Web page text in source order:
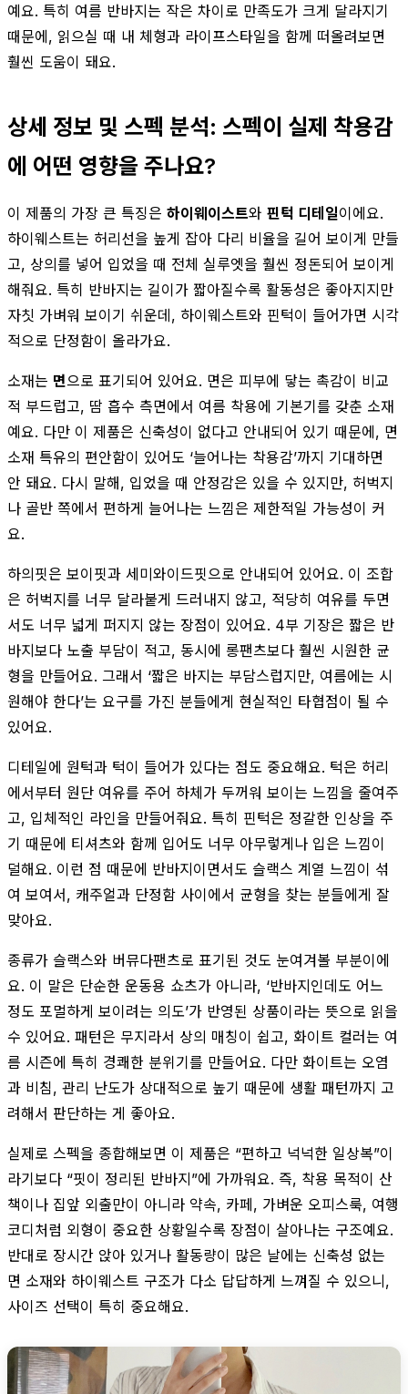
예요. 특히 여름 반바지는 작은 차이로 만족도가 크게 달라지기
때문에, 읽으실 때 내 체형과 라이프스타일을 함께 떠올려보면
훨씬 도움이 돼요.
상세 정보 및 스펙 분석: 스펙이 실제 착용감
에 어떤 영향을 주나요?
이 제품의 가장 큰 특징은 하이웨이스트와 핀턱 디테일이에요.
하이웨스트는 허리선을 높게 잡아 다리 비율을 길어 보이게 만들
고, 상의를 넣어 입었을 때 전체 실루엣을 훨씬 정돈되어 보이게
해줘요. 특히 반바지는 길이가 짧아질수록 활동성은 좋아지지만
자칫 가벼워 보이기 쉬운데, 하이웨스트와 핀턱이 들어가면 시각
적으로 단정함이 올라가요.
소재는 면으로 표기되어 있어요. 면은 피부에 닿는 촉감이 비교
적 부드럽고, 땀 흡수 측면에서 여름 착용에 기본기를 갖춘 소재
예요. 다만 이 제품은 신축성이 없다고 안내되어 있기 때문에, 면
소재 특유의 편안함이 있어도 ‘늘어나는 착용감’까지 기대하면
안 돼요. 다시 말해, 입었을 때 안정감은 있을 수 있지만, 허벅지
나 골반 쪽에서 편하게 늘어나는 느낌은 제한적일 가능성이 커
요.
하의핏은 보이핏과 세미와이드핏으로 안내되어 있어요. 이 조합
은 허벅지를 너무 달라붙게 드러내지 않고, 적당히 여유를 두면
서도 너무 넓게 퍼지지 않는 장점이 있어요. 4부 기장은 짧은 반
바지보다 노출 부담이 적고, 동시에 롱팬츠보다 훨씬 시원한 균
형을 만들어요. 그래서 ‘짧은 바지는 부담스럽지만, 여름에는 시
원해야 한다’는 요구를 가진 분들에게 현실적인 타협점이 될 수
있어요.
디테일에 원턱과 턱이 들어가 있다는 점도 중요해요. 턱은 허리
에서부터 원단 여유를 주어 하체가 두꺼워 보이는 느낌을 줄여주
고, 입체적인 라인을 만들어줘요. 특히 핀턱은 정갈한 인상을 주
기 때문에 티셔츠와 함께 입어도 너무 아무렇게나 입은 느낌이
덜해요. 이런 점 때문에 반바지이면서도 슬랙스 계열 느낌이 섞
여 보여서, 캐주얼과 단정함 사이에서 균형을 찾는 분들에게 잘
맞아요.
종류가 슬랙스와 버뮤다팬츠로 표기된 것도 눈여겨볼 부분이에
요. 이 말은 단순한 운동용 쇼츠가 아니라, ‘반바지인데도 어느
정도 포멀하게 보이려는 의도’가 반영된 상품이라는 뜻으로 읽을
수 있어요. 패턴은 무지라서 상의 매칭이 쉽고, 화이트 컬러는 여
름 시즌에 특히 경쾌한 분위기를 만들어요. 다만 화이트는 오염
과 비침, 관리 난도가 상대적으로 높기 때문에 생활 패턴까지 고
려해서 판단하는 게 좋아요.
실제로 스펙을 종합해보면 이 제품은 “편하고 넉넉한 일상복”이
라기보다 “핏이 정리된 반바지”에 가까워요. 즉, 착용 목적이 산
책이나 집앞 외출만이 아니라 약속, 카페, 가벼운 오피스룩, 여행
코디처럼 외형이 중요한 상황일수록 장점이 살아나는 구조예요.
반대로 장시간 앉아 있거나 활동량이 많은 날에는 신축성 없는
면 소재와 하이웨스트 구조가 다소 답답하게 느껴질 수 있으니,
사이즈 선택이 특히 중요해요.